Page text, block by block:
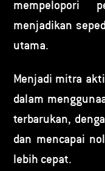
mempelopori
menjadikan
utama.
Menjadi mitra
dalam
terbarukan,
dan mencapai
lebih cepat.